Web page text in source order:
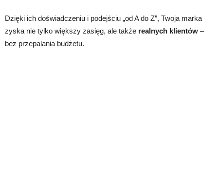
Dzięki ich doświadczeniu i podejściu „od A do Z”, Twoja marka
zyska nie tylko większy zasięg, ale także realnych klientów –
bez przepalania budżetu.